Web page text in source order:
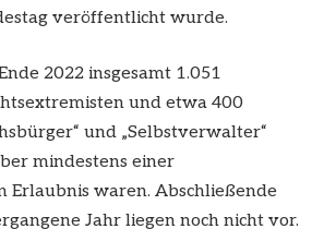
veröffentlicht wurde.
2022 insgesamt 1.051
und etwa 400
und „Selbstverwalter“
mindestens einer
Erlaubnis waren. Abschließende
Jahr liegen noch nicht vor.